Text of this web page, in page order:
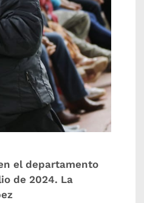
el departamento
de 2024. La